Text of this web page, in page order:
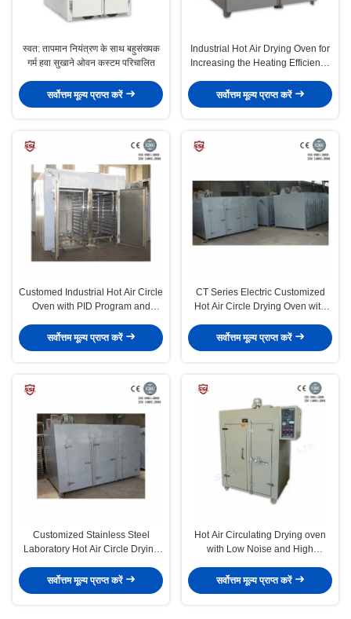
स्वत: तापमान नियंत्रण के साथ बहुसंख्यक
गर्म हवा सुखाने ओवन कस्टम परिचालित
सर्वोत्तम मूल्य प्राप्त करें
Industrial Hot Air Drying Oven for
Increasing the Heating Efficiency
सर्वोत्तम मूल्य प्राप्त करें
Customed Industrial Hot Air Circle
Oven with PID Program and
सर्वोत्तम मूल्य प्राप्त करें
CT Series Electric Customized
Hot Air Circle Drying Oven with
सर्वोत्तम मूल्य प्राप्त करें
Customized Stainless Steel
Laboratory Hot Air Circle Drying
सर्वोत्तम मूल्य प्राप्त करें
Hot Air Circulating Drying oven
with Low Noise and High
सर्वोत्तम मूल्य प्राप्त करें